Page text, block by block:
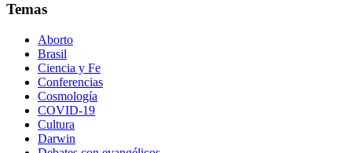
Temas
Aborto
Brasil
Ciencia y Fe
Conferencias
Cosmología
COVID-19
Cultura
Darwin